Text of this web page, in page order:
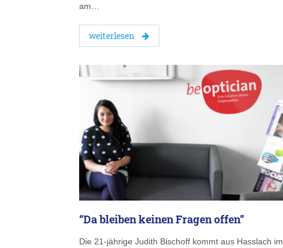
am…
weiterlesen
“Da bleiben keinen Fragen offen”
Die 21-jährige Judith Bischoff kommt aus Hasslach im